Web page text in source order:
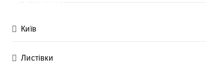
Київ
Листівки